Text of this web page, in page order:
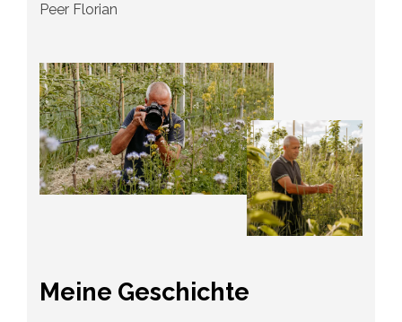
Peer Florian
Meine Geschichte